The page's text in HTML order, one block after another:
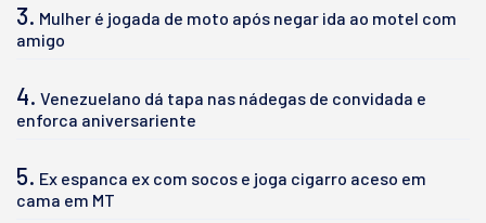
3. Mulher é jogada de moto após negar ida ao motel com
amigo
4. Venezuelano dá tapa nas nádegas de convidada e
enforca aniversariente
5. Ex espanca ex com socos e joga cigarro aceso em
cama em MT